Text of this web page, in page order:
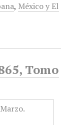
, México y El
Tomo